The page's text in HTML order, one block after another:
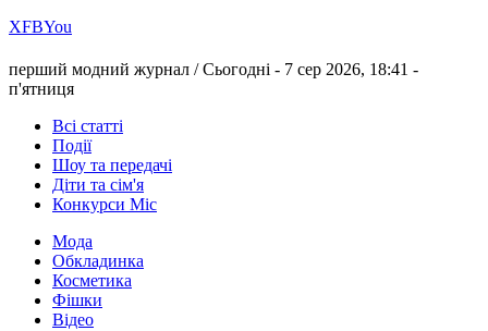
ХFBYou
перший модний журнал /Сьогодні - 7 сер 2026, 18:41 -
п'ятниця
Всі статті
Події
Шоу та передачі
Діти та сім'я
Конкурси Міс
Мода
Обкладинка
Косметика
Фішки
Відео